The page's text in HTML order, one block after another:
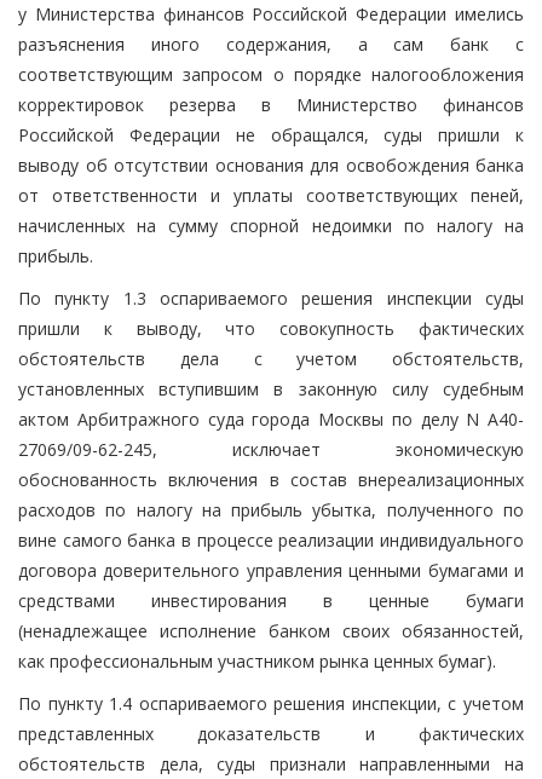
у Министерства финансов Российской Федерации имелись
разъяснения иного содержания, а сам банк с
соответствующим запросом о порядке налогообложения
корректировок резерва в Министерство финансов
Российской Федерации не обращался, суды пришли к
выводу об отсутствии основания для освобождения банка
от ответственности и уплаты соответствующих пеней,
начисленных на сумму спорной недоимки по налогу на
прибыль.
По пункту 1.3 оспариваемого решения инспекции суды
пришли к выводу, что совокупность фактических
обстоятельств дела с учетом обстоятельств,
установленных вступившим в законную силу судебным
актом Арбитражного суда города Москвы по делу N А40-
27069/09-62-245, исключает экономическую
обоснованность включения в состав внереализационных
расходов по налогу на прибыль убытка, полученного по
вине самого банка в процессе реализации индивидуального
договора доверительного управления ценными бумагами и
средствами инвестирования в ценные бумаги
(ненадлежащее исполнение банком своих обязанностей,
как профессиональным участником рынка ценных бумаг).
По пункту 1.4 оспариваемого решения инспекции, с учетом
представленных доказательств и фактических
обстоятельств дела, суды признали направленными на